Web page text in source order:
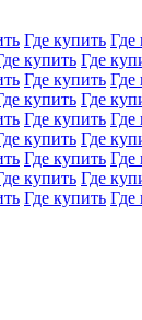
Где купить Где
купить Где
Где купить Где
купить Где
Где купить Где
купить Где
Где купить Где
купить Где
Где купить Где